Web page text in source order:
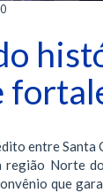
entre Santa
região Norte
que